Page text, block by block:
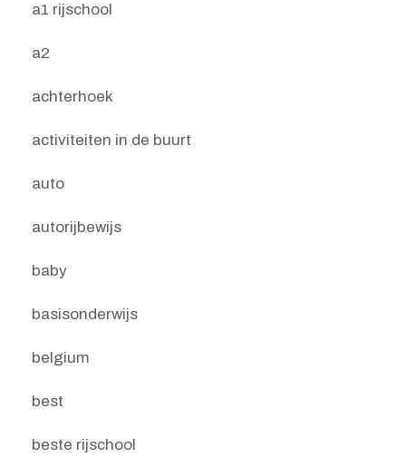
a1 rijschool
a2
achterhoek
activiteiten in de buurt
auto
autorijbewijs
baby
basisonderwijs
belgium
best
beste rijschool